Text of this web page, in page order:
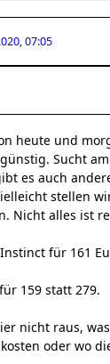
07:05
heute und
Sucht
es auch
stellen
Nicht alles ist
für 161
159 statt 279.
nicht raus,
oder wo